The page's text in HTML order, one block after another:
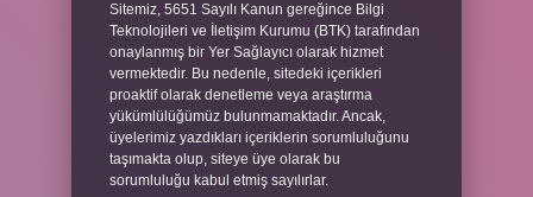
Sitemiz, 5651 Sayılı Kanun gereğince Bilgi
Teknolojileri ve İletişim Kurumu (BTK) tarafından
onaylanmış bir Yer Sağlayıcı olarak hizmet
vermektedir. Bu nedenle, sitedeki içerikleri
proaktif olarak denetleme veya araştırma
yükümlülüğümüz bulunmamaktadır. Ancak,
üyelerimiz yazdıkları içeriklerin sorumluluğunu
taşımakta olup, siteye üye olarak bu
sorumluluğu kabul etmiş sayılırlar.